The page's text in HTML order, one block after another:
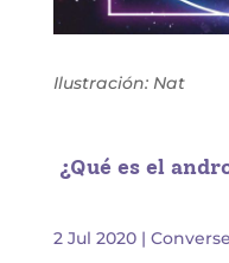
Ilustración: Nat
¿Qué es el
2 Jul 2020|